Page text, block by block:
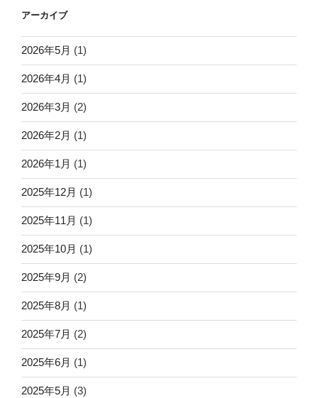
アーカイブ
2026年5月 (1)
2026年4月 (1)
2026年3月 (2)
2026年2月 (1)
2026年1月 (1)
2025年12月 (1)
2025年11月 (1)
2025年10月 (1)
2025年9月 (2)
2025年8月 (1)
2025年7月 (2)
2025年6月 (1)
2025年5月 (3)